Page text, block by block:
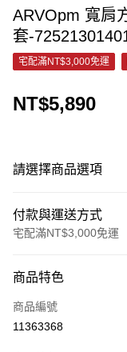
ARVOpm 寬肩
套-
宅配滿NT$3,000免運
NT$5,890
請選擇商品選項
付款與運送方式
宅配滿NT$3,000免運
信用卡一次付款
信用卡分期付款
商品特色
商品編號
11363368